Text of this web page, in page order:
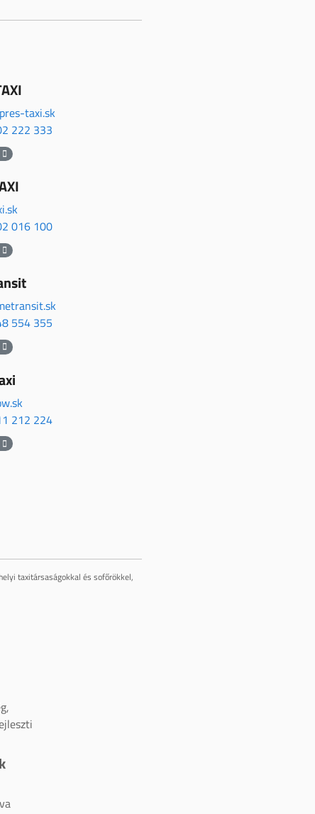
taxi.sk
222 333
016 100
554 355
212 224
taxitársaságokkal és sofőrökkel,